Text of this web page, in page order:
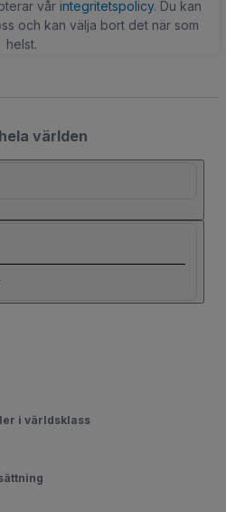
vår integritetspolicy. Du kan
och kan välja bort det när som
helst.
världen
i världsklass